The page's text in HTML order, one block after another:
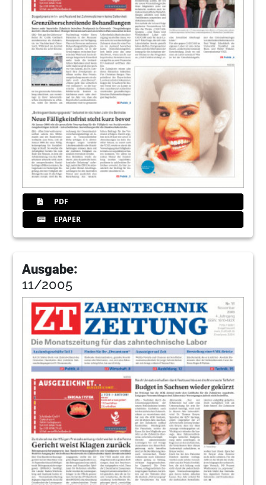
PDF
EPAPER
Ausgabe:
11/2005